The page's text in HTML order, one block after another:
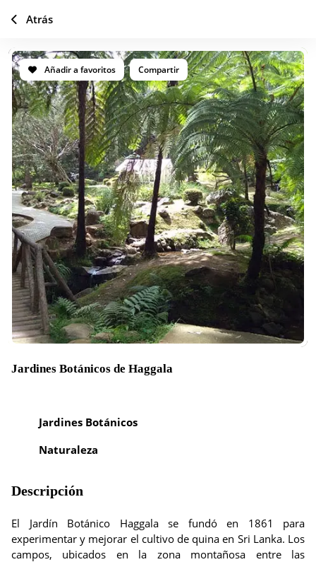
Añadir a favoritos Compartir
Jardines Botánicos de Haggala
Jardines Botánicos
Naturaleza
Descripción
El Jardín Botánico Haggala se fundó en 1861 para
experimentar y mejorar el cultivo de quina en Sri Lanka. Los
campos, ubicados en la zona montañosa entre las
Atrás